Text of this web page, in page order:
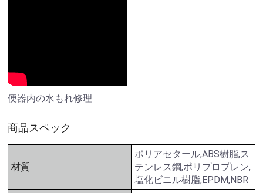
便器内の水もれ修理
商品スペック
材質
ポリアセタール,ABS樹脂,ス
テンレス鋼,ポリプロプレン,
塩化ビニル樹脂,EPDM,NBR